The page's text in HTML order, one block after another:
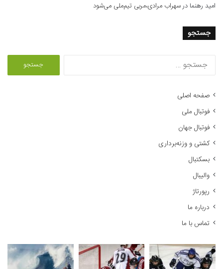
امید رهنما درسهراب مرادی،مربی تیم‌ملی می‌شود
جستجو
صفحه اصلی
فوتبال ملی
فوتبال جهان
کشتی و وزنه‌برداری
بسکتبال
والیبال
رپورتاژ
درباره ما
تماس با ما